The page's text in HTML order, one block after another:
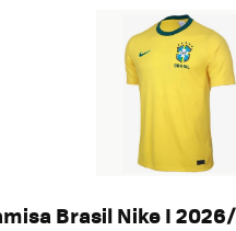
Brasil Nike I